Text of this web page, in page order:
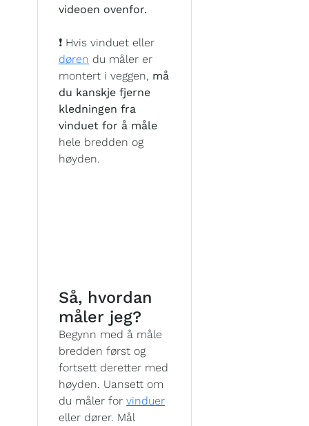
videoen ovenfor.
❗ Hvis vinduet eller
døren du måler er
montert i veggen, må
du kanskje fjerne
kledningen fra
vinduet for å måle
hele bredden og
høyden.
Så, hvordan
måler jeg?
Begynn med å måle
bredden først og
fortsett deretter med
høyden. Uansett om
du måler for vinduer
eller dører. Mål